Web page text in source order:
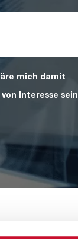
mich damit
Interesse sein